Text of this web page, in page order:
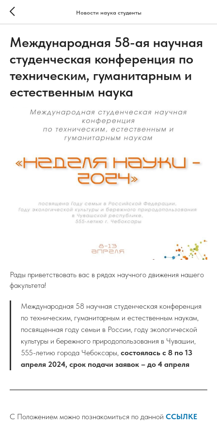
Новости наука студенты
Международная 58-ая научная
студенческая конференция по
техническим, гуманитарным и
естественным наука
Рады приветствовать вас в рядах научного движения нашего
факультета!
Международная 58 научная студенческая конференция
по техническим, гуманитарным и естественным наукам,
посвященная году семьи в России, году экологической
культуры и бережного природопользования в Чувашии,
555-летию города Чебоксары, состоялась с 8 по 13
апреля 2024, срок подачи заявок – до 4 апреля
С Положением можно познакомиться по данной ССЫЛКЕ